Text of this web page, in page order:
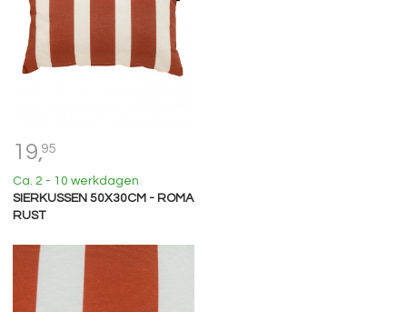
19,95
Ca. 2 - 10 werkdagen
SIERKUSSEN 50X30CM - ROMA
RUST